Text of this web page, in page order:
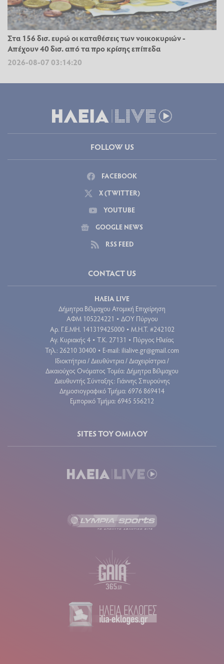
Στα 156 δισ. ευρώ οι καταθέσεις των νοικοκυριών -
Απέχουν 40 δισ. από τα προ κρίσης επίπεδα
2026-08-07 03:14:20
FOLLOW US
FACEBOOK
X (TWITTER)
YOUTUBE
GOOGLE NEWS
RSS FEED
CONTACT US
ΗΛΕΙΑ LIVE
Δήμητρα Βέλμαχου Ατομική Επιχείρηση
ΑΦΜ 105224221 • ΔΟΥ Πύργου
Aρ. Γ.Ε.ΜΗ. 141319425000 • Μ.Η.Τ. #242102
Αγ. Κυριακής 4 • Τ.Κ. 27131 • Πύργος Ηλείας
Τηλ.: 26210 30400 • E-mail: ilialive.gr@gmail.com
Ιδιοκτήτρια / Διευθύντρια / Διαχειρίστρια /
Δικαιούχος Ονόματος Τομέα: Δήμητρα Βέλμαχου
Διευθυντής Σύνταξης: Γιάννης Σπυρούνης
Δημοσιογραφικό Τμήμα: 6976 869414
Εμπορικό Τμήμα: 6945 556212
SITES ΤΟΥ ΟΜΙΛΟΥ